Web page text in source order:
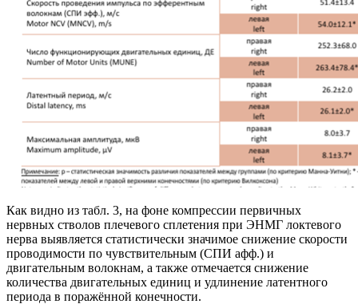
Как видно из табл. 3, на фоне компрессии первичных
нервных стволов плечевого сплетения при ЭНМГ локтевого
нерва выявляется статистически значимое снижение скорости
проводимости по чувствительным (СПИ афф.) и
двигательным волокнам, а также отмечается снижение
количества двигательных единиц и удлинение латентного
периода в поражённой конечности.